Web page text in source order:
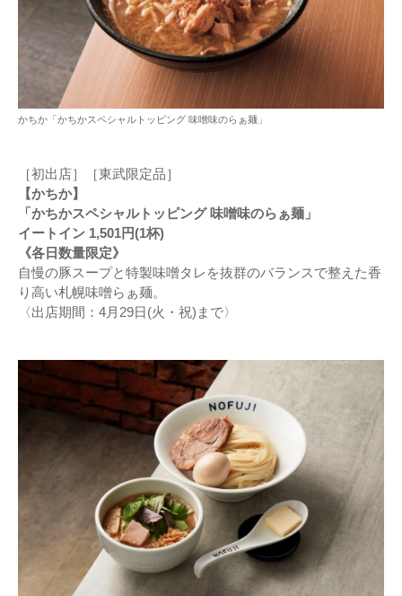
かちか「かちかスペシャルトッピング 味噌味のらぁ麺」
［初出店］［東武限定品］
【かちか】
「かちかスペシャルトッピング 味噌味のらぁ麺」
イートイン 1,501円(1杯)
《各日数量限定》
自慢の豚スープと特製味噌タレを抜群のバランスで整えた香
り高い札幌味噌らぁ麺。
〈出店期間：4月29日(火・祝)まで〉